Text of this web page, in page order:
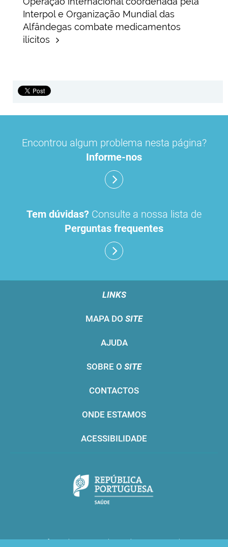
Interpol e Organização Mundial das
Alfândegas combate medicamentos
ilícitos
Encontrou algum problema nesta página?
Informe-nos
Tem dúvidas? Consulte a nossa lista de
Perguntas frequentes
LINKS
MAPA DO SITE
AJUDA
SOBRE O SITE
CONTACTOS
ONDE ESTAMOS
ACESSIBILIDADE
Infarmed © 2016. Todos os direitos reservados